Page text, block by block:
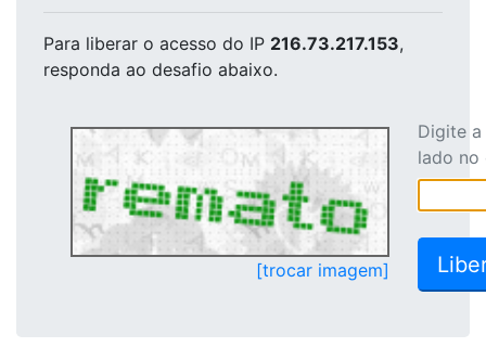
Para liberar o acesso do IP 216.73.217.153,
responda ao desafio abaixo.
[trocar imagem]
Digite
lado no